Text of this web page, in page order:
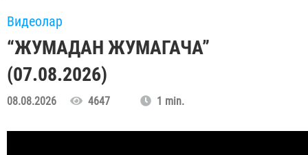
Видеолар
“ЖУМАДАН ЖУМАГАЧА”
(07.08.2026)
08.08.2026 4647 1 min.